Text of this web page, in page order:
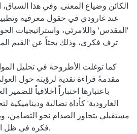
الكائن وضياع المعنى. وفي هذا
عند غارودي في حقول معرفية
'المقدس' واللامرئي، واستراتيجيات
ترف فكري، وذلك بحثاً عن 'القيم
كما توغلت الأطروحة في تحليل
مقدمةً قراءة نقدية لرؤيته حول
باعتبارها اختباراً أخلاقياً للضمير
الغارودية' كأداة نضالية
مستقبلي يتجاوز الصدام نحو التضامن،
فكره في ظل